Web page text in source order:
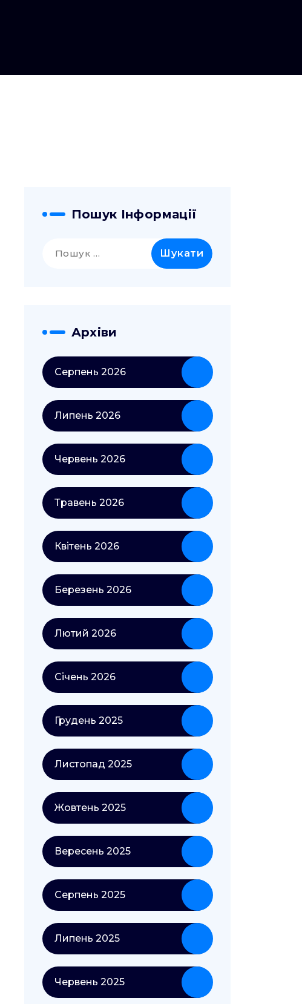
Пошук Інформації
Архіви
Серпень 2026
Липень 2026
Червень 2026
Травень 2026
Квітень 2026
Березень 2026
Лютий 2026
Січень 2026
Грудень 2025
Листопад 2025
Жовтень 2025
Вересень 2025
Серпень 2025
Липень 2025
Червень 2025